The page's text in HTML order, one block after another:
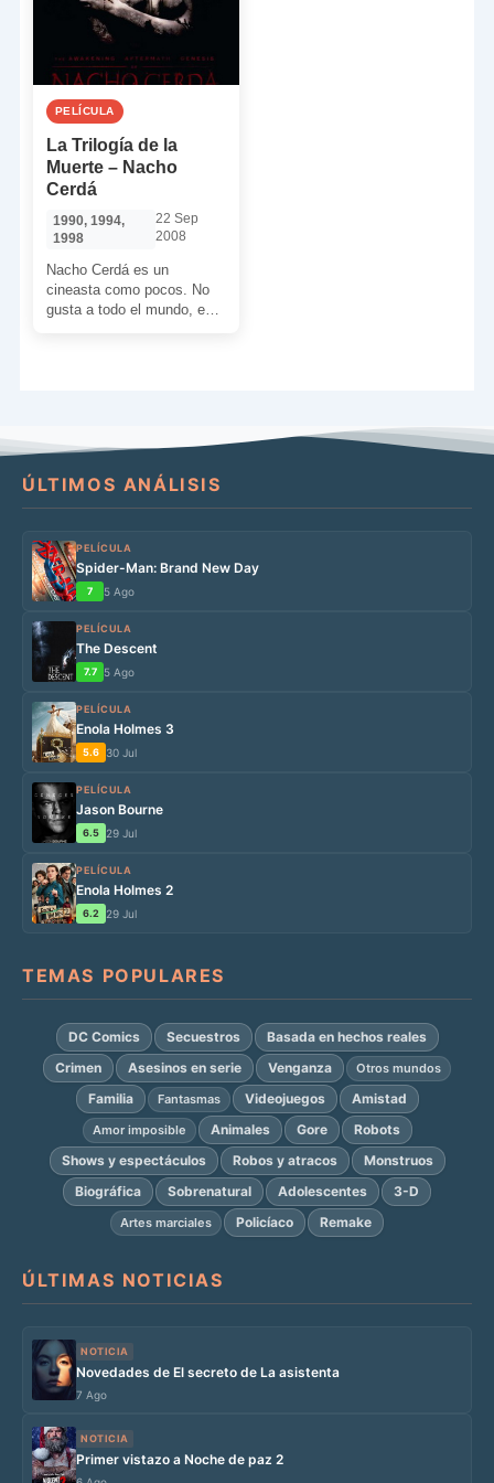
PELÍCULA
La Trilogía de la
Muerte – Nacho
Cerdá
1990, 1994,
1998
22 Sep
2008
Nacho Cerdá es un
cineasta como pocos. No
gusta a todo el mundo, es
ÚLTIMOS ANÁLISIS
PELÍCULA
Spider-Man: Brand New Day
7 5 Ago
PELÍCULA
The Descent
7.7 5 Ago
PELÍCULA
Enola Holmes 3
5.6 30 Jul
PELÍCULA
Jason Bourne
6.5 29 Jul
PELÍCULA
Enola Holmes 2
6.2 29 Jul
TEMAS POPULARES
DC Comics Secuestros
Basada en hechos reales
Crimen
Asesinos en serie Venganza Otros mundos
Familia Fantasmas Videojuegos Amistad
Amor imposible Animales Gore
Robots
Shows y espectáculos
Robos y atracos
Monstruos
Biográfica
Sobrenatural Adolescentes 3-D
Artes marciales Policíaco Remake
ÚLTIMAS NOTICIAS
NOTICIA
Novedades de El secreto de La asistenta
7 Ago
NOTICIA
Primer vistazo a Noche de paz 2